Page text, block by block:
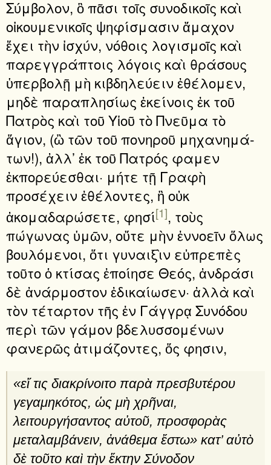
Σύμβολον, ὃ πᾶσι τοῖς συνοδικοῖς καὶ
οἰκουμενικοῖς ψηφίσμασιν ἄμαχον
ἔχει τὴν ἰσχύν, νόθοις λογισμοῖς καὶ
παρεγγράπτοις λόγοις καὶ θράσους
ὑπερβολῇ μὴ κιβδηλεύειν ἐθέλομεν,
μηδὲ παραπλησίως ἐκείνοις ἐκ τοῦ
Πατρὸς καὶ τοῦ Υἱοῦ τὸ Πνεῦμα τὸ
ἅγιον, (ὢ τῶν τοῦ πονηροῦ μηχανημά­
των!), ἀλλ’ ἐκ τοῦ Πατρός φαμεν
ἐκπορεύεσθαι· μήτε τῇ Γρα­φὴ
προσέχειν ἐθέλοντες, ἣ οὐκ
ἀκομαδαρώσετε, φησί[1], τοὺς
πώγωνας ὑμῶν, οὔτε μὴν ἐννοεῖν ὅλως
βουλόμενοι, ὅτι γυναιξὶν εὐπρεπὲς
τοῦτο ὁ κτίσας ἐποίησε Θεός, ἀνδράσι
δὲ ἀνάρμοστον ἐδικαίωσεν· ἀλλὰ καὶ
τὸν τέταρτον τῆς ἐν Γάγγρᾳ Συνό­δου
περὶ τῶν γάμον βδελυσσομένων
φανερῶς ἀτιμάζοντες, ὅς φησιν,
«εἴ τις διακρίνοιτο παρὰ πρεσβυτέρου
γεγαμηκότος, ὡς μὴ χρῆναι,
λειτουργήσαντος αὐτοῦ, προσφορὰς
μεταλαμβάνειν, ἀνάθεμα ἔστω» κατ’ αὐτὸ
δὲ τοῦτο καὶ τὴν ἕκτην Σύνοδον